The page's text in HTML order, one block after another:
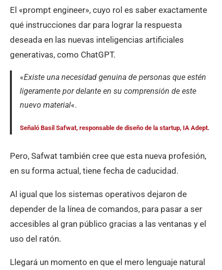
El «prompt engineer», cuyo rol es saber exactamente
qué instrucciones dar para lograr la respuesta
deseada en las nuevas inteligencias artificiales
generativas, como ChatGPT.
«Existe una necesidad genuina de personas que estén
ligeramente por delante en su comprensión de este
nuevo material«.
Señaló Basil Safwat, responsable de diseño de la startup, IA Adept.
Pero, Safwat también cree que esta nueva profesión,
en su forma actual, tiene fecha de caducidad.
Al igual que los sistemas operativos dejaron de
depender de la línea de comandos, para pasar a ser
accesibles al gran público gracias a las ventanas y el
uso del ratón.
Llegará un momento en que el mero lenguaje natural